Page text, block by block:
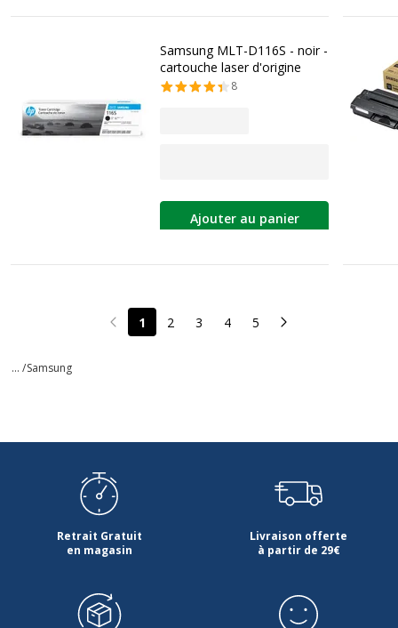
Samsung MLT-D116S - noir -
cartouche laser d'origine
8
Ajouter au panier
Page précédente
1 2 3 4 5 Page suivante
... /Samsung
Retrait Gratuit
en magasin
Livraison offerte
à partir de 29€